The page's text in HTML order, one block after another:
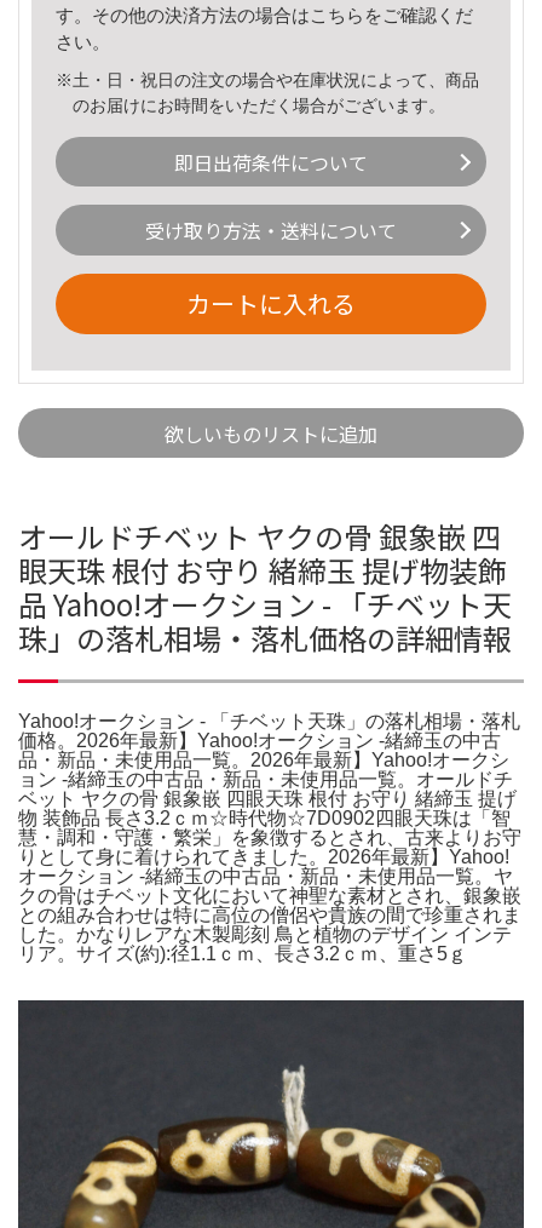
す。その他の決済方法の場合はこちら をご確認くだ
さい。
※土・日・祝日の注文の場合や在庫状況によって、商品
のお届けにお時間をいただく場合がございます。
即日出荷条件について
受け取り方法・送料について
カートに入れる
欲しいものリストに追加
オールドチベット ヤクの骨 銀象嵌 四
眼天珠 根付 お守り 緒締玉 提げ物装飾
品 Yahoo!オークション - 「チベット天
珠」の落札相場・落札価格の詳細情報
Yahoo!オークション - 「チベット天珠」の落札相場・落札
価格。2026年最新】Yahoo!オークション -緒締玉の中古
品・新品・未使用品一覧。2026年最新】Yahoo!オークシ
ョン -緒締玉の中古品・新品・未使用品一覧。オールドチ
ベット ヤクの骨 銀象嵌 四眼天珠 根付 お守り 緒締玉 提げ
物 装飾品 長さ3.2ｃｍ☆時代物☆7D0902四眼天珠は「智
慧・調和・守護・繁栄」を象徴するとされ、古来よりお守
りとして身に着けられてきました。2026年最新】Yahoo!
オークション -緒締玉の中古品・新品・未使用品一覧。ヤ
クの骨はチベット文化において神聖な素材とされ、銀象嵌
との組み合わせは特に高位の僧侶や貴族の間で珍重されま
した。かなりレアな木製彫刻 鳥と植物のデザイン インテ
リア。サイズ(約):径1.1ｃｍ、長さ3.2ｃｍ、重さ5ｇ